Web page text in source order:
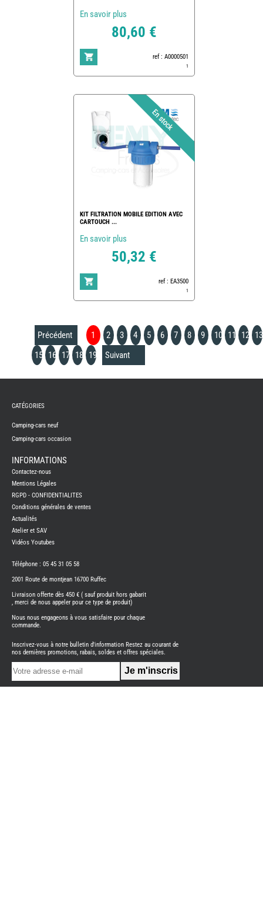
En savoir plus
80,60 €
ref : A0000501
1
KIT FILTRATION MOBILE EDITION AVEC
CARTOUCH ...
En savoir plus
50,32 €
ref : EA3500
1
Précédent 1 2 3 4 5 6 7 8 9 10 11 12
13
15
16 17 18 19 Suivant
CAMPING-
NEUFS
CAMPING-
CAMPING-
BENIMAR
CAMPING-
CARADO
CAMPING-
ITINEO
CAMPING-
OCCASION
CARADO
NEUFS
FOURGON
BENIMAR
FOURGON
CATÉGORIES
Camping-cars neuf
Camping-cars occasion
INFORMATIONS
Contactez-nous
Mentions Légales
RGPD - CONFIDENTIALITES
Conditions générales de ventes
Actualités
Atelier et SAV
Vidéos Youtubes
Téléphone : 05 45 31 05 58
2001 Route de montjean 16700 Ruffec
Livraison offerte dès 450 € ( sauf produit hors gabarit
, merci de nous appeler pour ce type de produit)
Nous nous engageons à vous satisfaire pour chaque
commande.
Inscrivez-vous à notre bulletin d'information Restez au courant de
nos dernières promotions, rabais, soldes et offres spéciales.